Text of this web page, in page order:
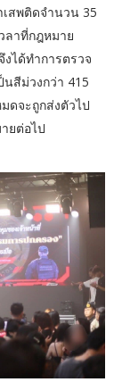
เสพติดจำนวน 35
ลาที่กฎหมาย
ได้ทำการตรวจ
สีม่วงกว่า 415
ดจะถูกส่งตัวไป
ยต่อไป